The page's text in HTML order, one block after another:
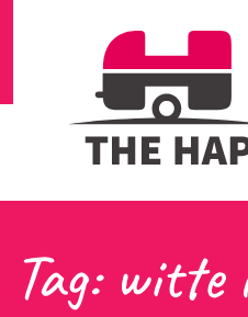
Tag: